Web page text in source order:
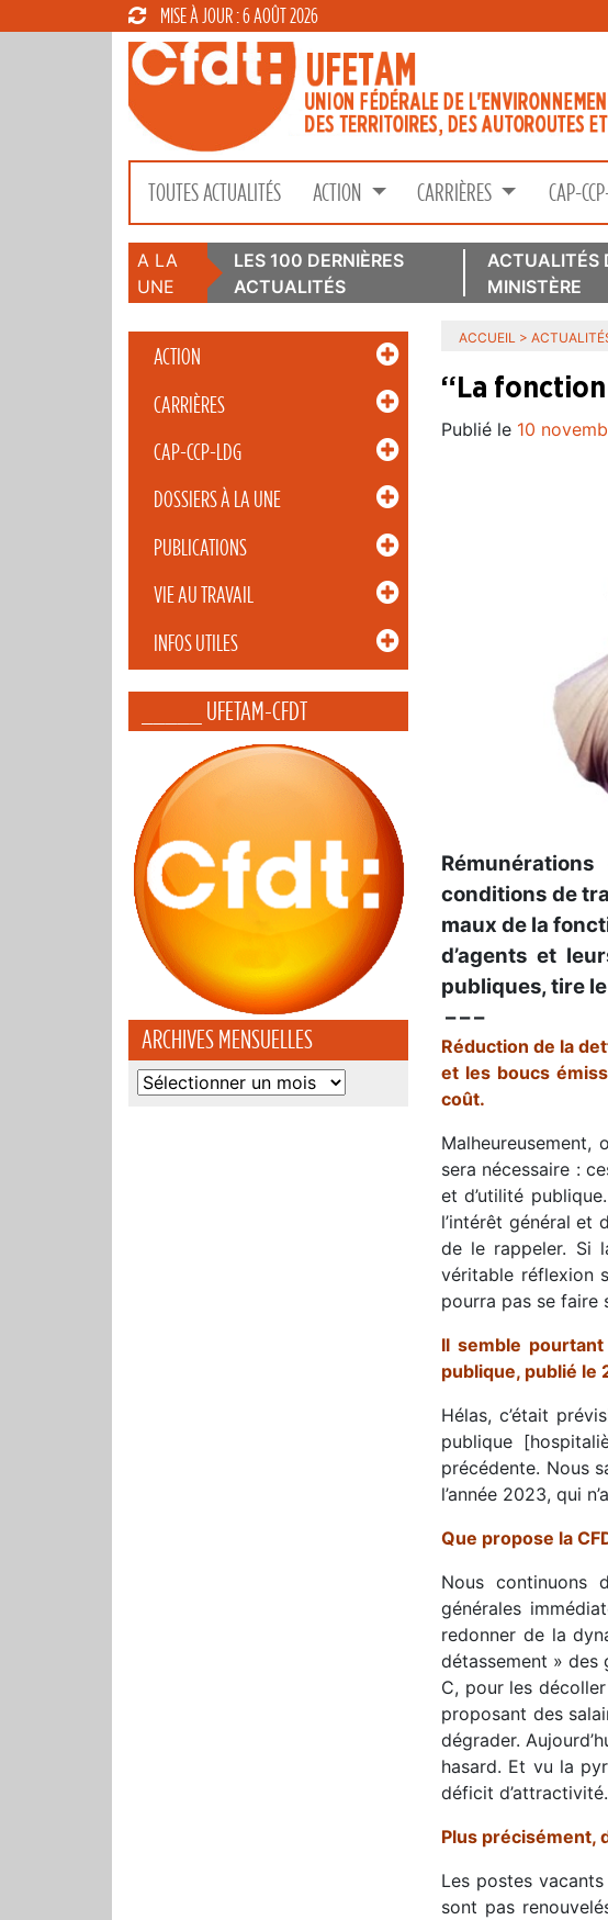
MISE À JOUR : 6 AOÛT 2026
TOUTES ACTUALITÉS ACTION CARRIÈRES CAP-
A LA
UNE
LES 100 DERNIÈRES
ACTUALITÉS
ACTUALITÉS
MINISTÈRE
ACTION
CARRIÈRES
CAP-CCP-LDG
DOSSIERS À LA UNE
PUBLICATIONS
VIE AU TRAVAIL
INFOS UTILES
_____ UFETAM-CFDT
ARCHIVES MENSUELLES
Archives
ACCUEIL >
“La
Publié le 10
conditions de
maux de la
d’agents et
publiques, tire
– – –
Réduction de la
et les boucs
coût.
Malheureusement,
sera nécessaire :
et d’utilité
l’intérêt général et
de le rappeler. Si
véritable réflexion
pourra pas se faire
Il semble
publique, publié le
Hélas, c’était
publique
précédente. Nous
l’année 2023, qui
Que propose la
Nous continuons
générales
redonner de la
détassement » des
C, pour les
proposant des
dégrader.
hasard. Et vu la
déficit d’attractivité.
Plus précisément,
Les postes
sont pas